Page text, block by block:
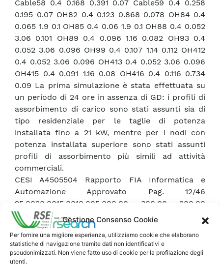
Gestione Consenso Cookie
Per fornire una migliore esperienza, utilizziamo cookie che elaborano
statistiche di navigazione tramite dati non identificativi e
pseudonimizzati. Non viene fatto uso di cookie per la profilazione degli
utenti.
Cable58 0.4 0.168 0.391 0.07 Cable59 0.4 0.258
0.195 0.07 OH82 0.4 0.123 0.868 0.078 OH84 0.4
0.065 1.9 0.1 OH85 0.4 0.06 1.9 0.1 OH88 0.4 0.052
3.06 0.101 OH89 0.4 0.096 1.16 0.082 OH93 0.4
0.052 3.06 0.096 OH99 0.4 0.107 1.14 0.112 OH412
0.4 0.052 3.06 0.096 OH413 0.4 0.052 3.06 0.096
OH415 0.4 0.091 1.16 0.08 OH416 0.4 0.116 0.734
0.09 La prima simulazione è stata effettuata su
un periodo di 24 ore in assenza di GD: i profili di
assorbimento di carico sono stati assunti sia di
tipo residenziale per le taglie di potenza
installata fino a 21 kW, mentre per i nodi con
potenza installata superiore sono stati assunti
profili di assorbimento più simili ad attività
commerciali.
CESI A4505504 Rapporto FIA Informatica e
Automazione Approvato Pag. 12/46
25.0020.0015.0010.005.000.00 300.00 200.00
100.00 0.00 x-Axis: loadflow-profiling: tempo in
h loadflow-profiling: potenza reattiva carichi
loadflow-profiling: potenza attiva carichi
25.0020.0015.0010.005.000.00 1.000 0.996 0.992
0.988 0.984 0.980 x-Axis: loadflow-profiling: